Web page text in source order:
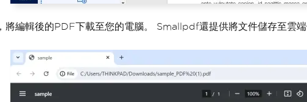
將編輯後的PDF下載至您的電腦。 Smallpdf還提供將文件儲存至雲